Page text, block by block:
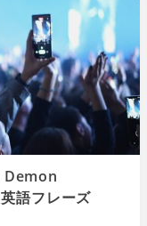
Demon
語フレーズ